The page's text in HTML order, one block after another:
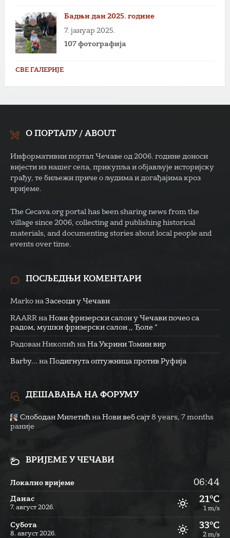
Бадњи дан 2025. године
7. јануар 2025.
107 фотографија
СВЕ ГАЛЕРИЈЕ
О ПОРТАЛУ / ABOUT
Информативни портал Чечаве од 2006. године доноси
вијести из нашег села, прикупља и објављује историјску
грађу, те биљежи приче о људима и догађајима кроз
вријеме.
The Cecava.org portal has been sharing news from the
village since 2006, collecting and publishing historical
materials, and documenting stories about local people and
events over time.
ПОСЉЕДЊИ КОМЕНТАРИ
Marko на Засеоци у Чечави
RAARR на Нови фризерски салон у Чечави почео са
радом, мушки фризерски салон ,, Ђоле “
Радован Николић на На Укрини Томин вир
Barby... на Подигнута оптужница против Руфија
ДЕШАВАЊА НА ФОРУМУ
Слободан Милетић на Нови веб сајт 8 years, 7 months
раније
ВРИЈЕМЕ У ЧЕЧАВИ
Локално вријеме 06:44
Данас
7. август 2026.
21°C
1 m/s
Субота
8. август 2026.
33°C
2 m/s